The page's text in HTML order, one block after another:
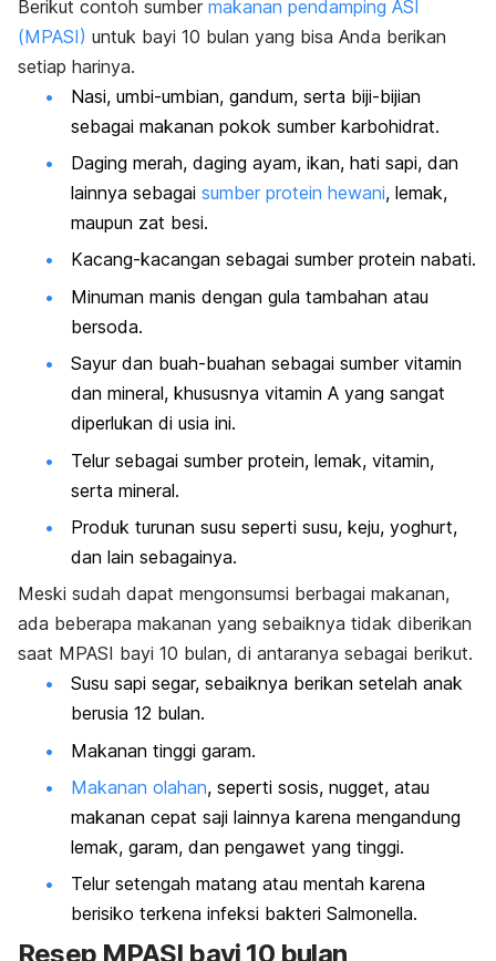
Berikut contoh sumber makanan pendamping ASI
(MPASI) untuk bayi 10 bulan yang bisa Anda berikan
setiap harinya.
Nasi, umbi-umbian, gandum, serta biji-bijian
sebagai makanan pokok sumber karbohidrat.
Daging merah, daging ayam, ikan, hati sapi, dan
lainnya sebagai sumber protein hewani, lemak,
maupun zat besi.
Kacang-kacangan sebagai sumber protein nabati.
Minuman manis dengan gula tambahan atau
bersoda.
Sayur dan buah-buahan sebagai sumber vitamin
dan mineral, khususnya vitamin A yang sangat
diperlukan di usia ini.
Telur sebagai sumber protein, lemak, vitamin,
serta mineral.
Produk turunan susu seperti susu, keju, yoghurt,
dan lain sebagainya.
Meski sudah dapat mengonsumsi berbagai makanan,
ada beberapa makanan yang sebaiknya tidak diberikan
saat MPASI bayi 10 bulan, di antaranya sebagai berikut.
Susu sapi segar, sebaiknya berikan setelah anak
berusia 12 bulan.
Makanan tinggi garam.
Makanan olahan, seperti sosis, nugget, atau
makanan cepat saji lainnya karena mengandung
lemak, garam, dan pengawet yang tinggi.
Telur setengah matang atau mentah karena
berisiko terkena infeksi bakteri Salmonella.
Resep MPASI bayi 10 bulan